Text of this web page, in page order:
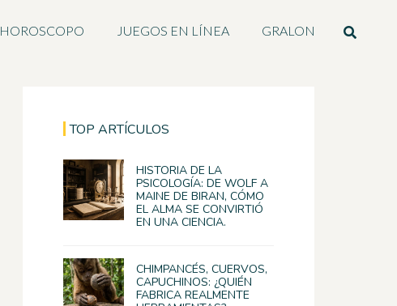
HOROSCOPO JUEGOS EN LÍNEA GRALON
TOP ARTÍCULOS
HISTORIA DE LA
PSICOLOGÍA: DE WOLF A
MAINE DE BIRAN, CÓMO
EL ALMA SE CONVIRTIÓ
EN UNA CIENCIA.
CHIMPANCÉS, CUERVOS,
CAPUCHINOS: ¿QUIÉN
FABRICA REALMENTE